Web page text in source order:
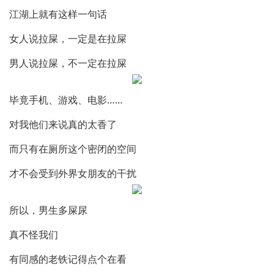
江湖上就有这样一句话
女人说拉屎，一定是在拉屎
男人说拉屎，不一定在拉屎
毕竟手机、游戏、电影……
对我他们来说真的太香了
而只有在厕所这个密闭的空间
才不会受到外界女朋友的干扰
所以，男生多屎尿
真不怪我们
有同感的老铁记得点个在看